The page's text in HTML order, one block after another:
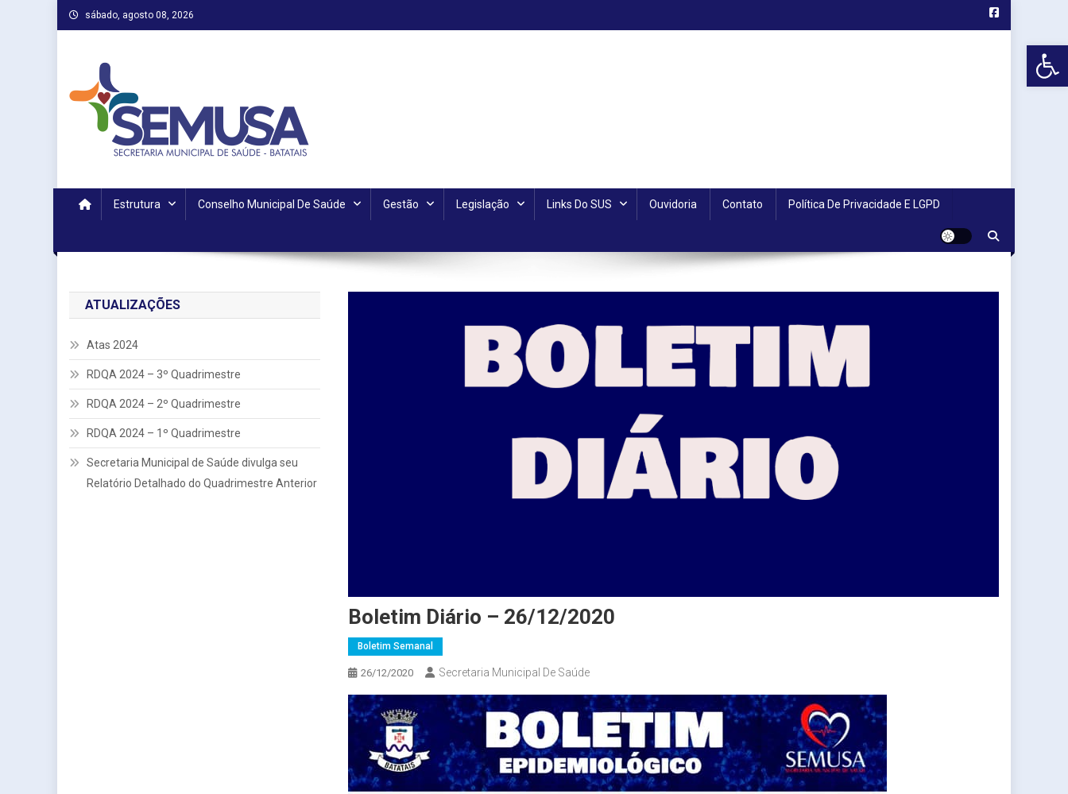
Skip
to
sábado, agosto 08, 2026
Estrutura Conselho Municipal De Saúde Gestão Legislação Links Do SUS Ouvidoria Contato Política De Privacidade E LGPD
Boletim Diário – 26/12/2020
Boletim Semanal
26/12/2020 Secretaria Municipal De Saúde
ATUALIZAÇÕES
Atas 2024
RDQA 2024 – 3º Quadrimestre
RDQA 2024 – 2º Quadrimestre
RDQA 2024 – 1º Quadrimestre
Secretaria Municipal de Saúde divulga seu
Relatório Detalhado do Quadrimestre Anterior